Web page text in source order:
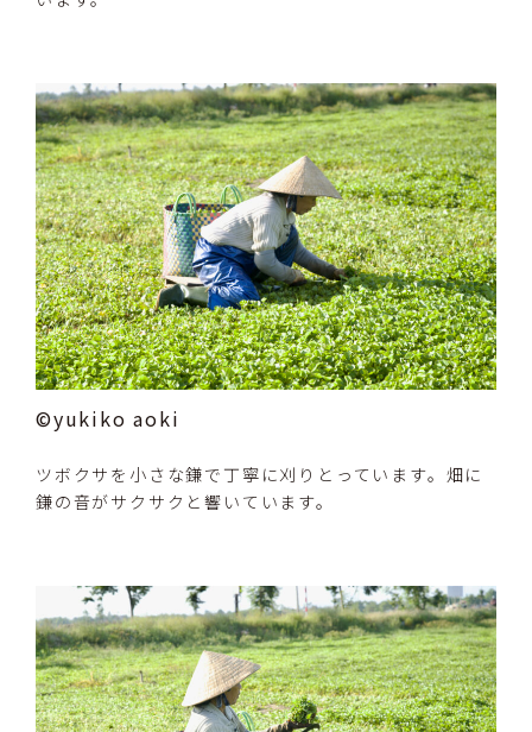
©yukiko aoki
ツボクサを小さな鎌で丁寧に刈りとっています。畑に
鎌の音がサクサクと響いています。